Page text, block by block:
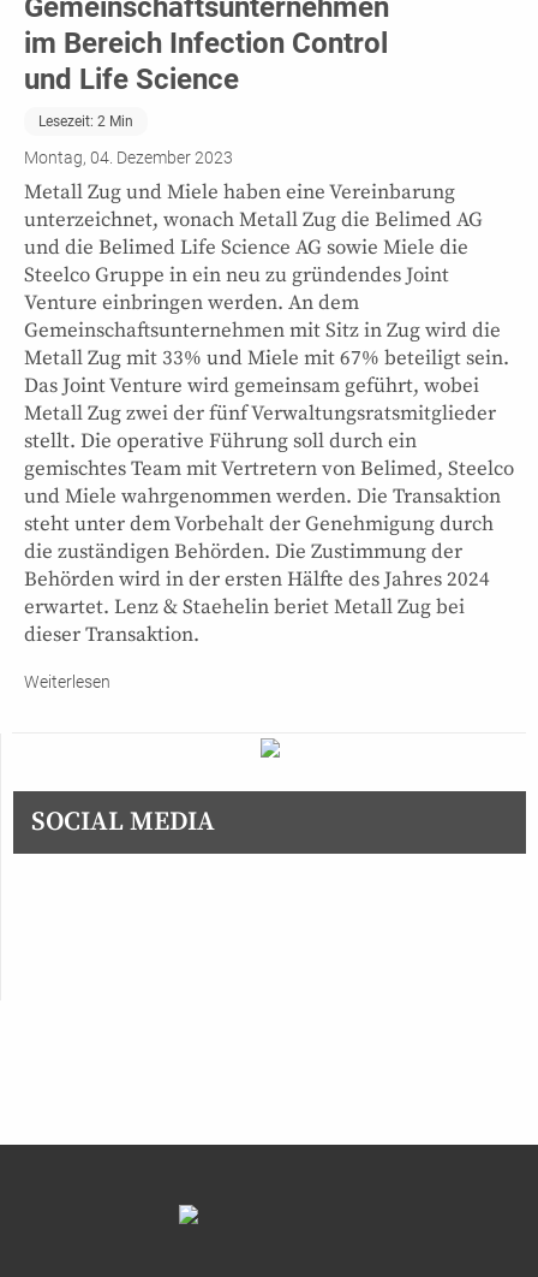
Gemeinschaftsunternehmen
im Bereich Infection Control
und Life Science
Lesezeit: 2 Min
Montag, 04. Dezember 2023
Metall Zug und Miele haben eine Vereinbarung
unterzeichnet, wonach Metall Zug die Belimed AG
und die Belimed Life Science AG sowie Miele die
Steelco Gruppe in ein neu zu gründendes Joint
Venture einbringen werden. An dem
Gemeinschaftsunternehmen mit Sitz in Zug wird die
Metall Zug mit 33% und Miele mit 67% beteiligt sein.
Das Joint Venture wird gemeinsam geführt, wobei
Metall Zug zwei der fünf Verwaltungsratsmitglieder
stellt. Die operative Führung soll durch ein
gemischtes Team mit Vertretern von Belimed, Steelco
und Miele wahrgenommen werden. Die Transaktion
steht unter dem Vorbehalt der Genehmigung durch
die zuständigen Behörden. Die Zustimmung der
Behörden wird in der ersten Hälfte des Jahres 2024
erwartet. Lenz & Staehelin beriet Metall Zug bei
dieser Transaktion.
Weiterlesen
SOCIAL MEDIA